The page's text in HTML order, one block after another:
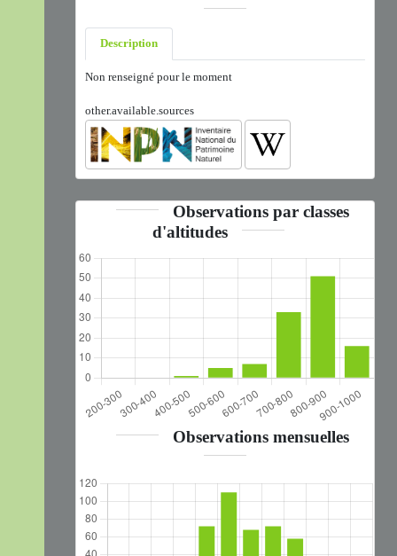
Description
Non renseigné pour le moment
other.available.sources
Observations par classes
d'altitudes
Observations mensuelles